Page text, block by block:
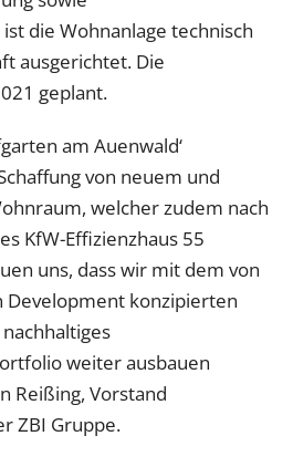
die Wohnanlage technisch
ausgerichtet. Die
geplant.
am Auenwald‘
von neuem und
welcher zudem nach
KfW-Effizienzhaus 55
uns, dass wir mit dem von
Development konzipierten
weiter ausbauen
Reißing, Vorstand
ZBI Gruppe.